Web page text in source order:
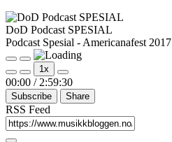
DoD Podcast SPESIAL
Podcast Spesial - Americanafest 2017
Play
Episode
Pause
Episode
Mute/Unmute
Episode
Rewind
10
Seconds
1x
Fast
Forward
30
00:00 / 2:59:30
Subscribe Share
RSS Feed